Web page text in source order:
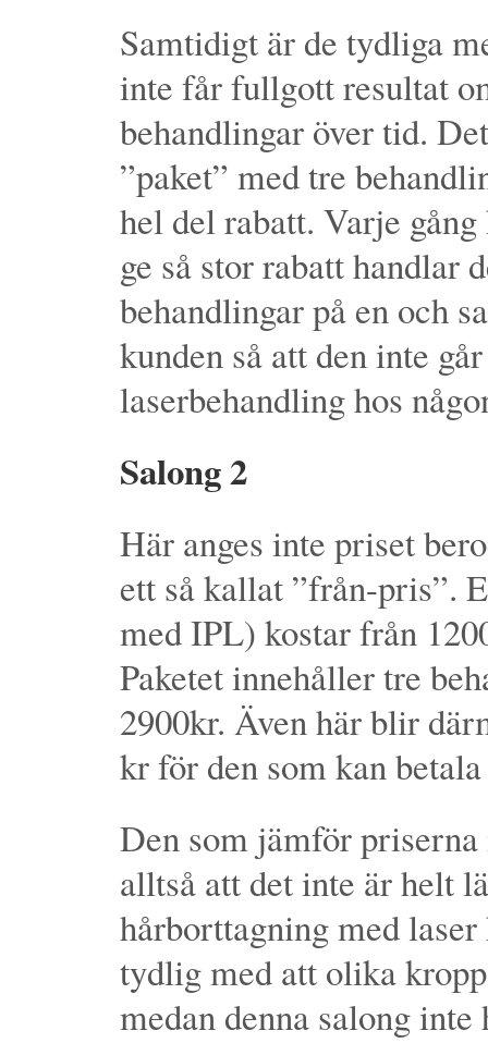
Samtidigt är de tydliga
inte får fullgott resultat
behandlingar över tid.
”paket” med tre
hel del rabatt. Varje
ge så stor rabatt handlar
behandlingar på en och
kunden så att den inte
laserbehandling hos
Salong 2
Här anges inte priset
ett så kallat ”från-pris”.
med IPL) kostar från
Paketet innehåller tre
2900kr. Även här blir
kr för den som kan
Den som jämför priserna
alltså att det inte är helt
hårborttagning med
tydlig med att olika
medan denna salong